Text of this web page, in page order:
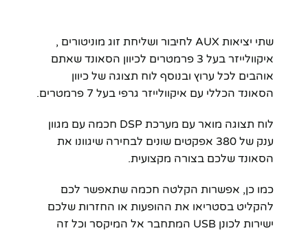
שתי יציאות AUX לחיבור ושליחת זוג מוניטורים ,
איקוולייזר בעל 3 פרמטרים לכיוון הסאונד שאתם
אוהבים לכל ערוץ ובנוסף לוח תצוגה של כיוון
הסאונד הכללי עם איקוולייזר גרפי בעל 7 פרמטרים.
לוח תצוגה מואר עם מערכת DSP חכמה עם מגוון
ענק של 380 אפקטים שונים לבחירה שיגוונו את
הסאונד שלכם בצורה מקצועית.
כמו כן, אפשרות הקלטה חכמה שתאפשר לכם
להקליט בסטריאו את ההופעות או החזרות שלכם
ישירות לכונן USB המתחבר אל המיקסר וכל זה